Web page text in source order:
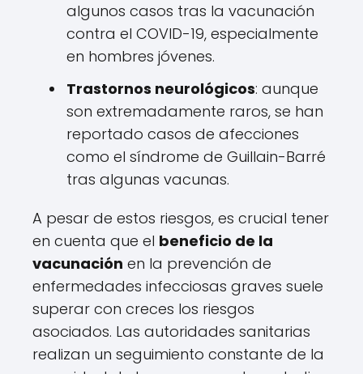
algunos casos tras la vacunación
contra el COVID-19, especialmente
en hombres jóvenes.
Trastornos neurológicos: aunque
son extremadamente raros, se han
reportado casos de afecciones
como el síndrome de Guillain-Barré
tras algunas vacunas.
A pesar de estos riesgos, es crucial tener
en cuenta que el beneficio de la
vacunación en la prevención de
enfermedades infecciosas graves suele
superar con creces los riesgos
asociados. Las autoridades sanitarias
realizan un seguimiento constante de la